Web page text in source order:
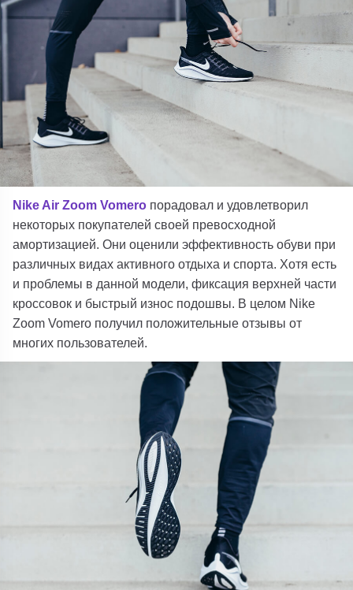
Nike Air Zoom Vomero порадовал и удовлетворил
некоторых покупателей своей превосходной
амортизацией. Они оценили эффективность обуви при
различных видах активного отдыха и спорта. Хотя есть
и проблемы в данной модели, фиксация верхней части
кроссовок и быстрый износ подошвы. В целом Nike
Zoom Vomero получил положительные отзывы от
многих пользователей.